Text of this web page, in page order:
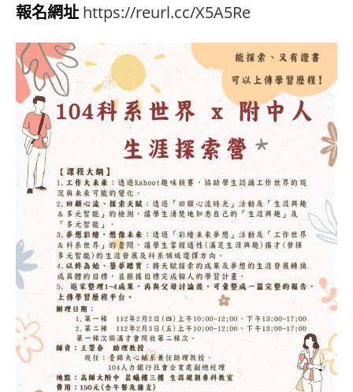
報名網址 https://reurl.cc/X5A5Re